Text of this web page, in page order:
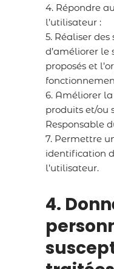
4. Répondre
l’utilisateur :
5. Réaliser
d’améliorer le
proposés et
6. Améliorer
produits et/ou
Responsable
7. Permettre
identification
l’utilisateur.
4.